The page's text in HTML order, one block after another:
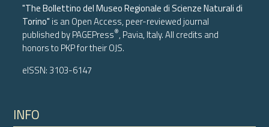
"The Bollettino del Museo Regionale di Scienze Naturali di
Torino" is an Open Access, peer-reviewed journal
published byPAGEPress®, Pavia, Italy. All credits and
honors to PKPfor theirOJS.
eISSN: 3103-6147
INFO